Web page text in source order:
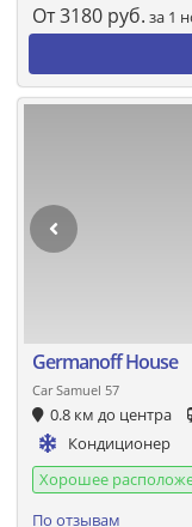
От3180 руб. за 1
Germanoff House
Car Samuel 57
0.8 км до центра
Кондиционер
Хорошее
По отзывам